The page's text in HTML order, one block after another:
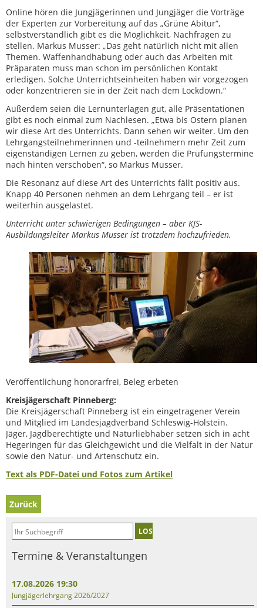
Online hören die Jungjägerinnen und Jungjäger die Vorträge
der Experten zur Vorbereitung auf das „Grüne Abitur“,
selbstverständlich gibt es die Möglichkeit, Nachfragen zu
stellen. Markus Musser: „Das geht natürlich nicht mit allen
Themen. Waffenhandhabung oder auch das Arbeiten mit
Präparaten muss man schon im persönlichen Kontakt
erledigen. Solche Unterrichtseinheiten haben wir vorgezogen
oder konzentrieren sie in der Zeit nach dem Lockdown.“
Außerdem seien die Lernunterlagen gut, alle Präsentationen
gibt es noch einmal zum Nachlesen. „Etwa bis Ostern planen
wir diese Art des Unterrichts. Dann sehen wir weiter. Um den
Lehrgangsteilnehmerinnen und -teilnehmern mehr Zeit zum
eigenständigen Lernen zu geben, werden die Prüfungstermine
nach hinten verschoben“, so Markus Musser.
Die Resonanz auf diese Art des Unterrichts fällt positiv aus.
Knapp 40 Personen nehmen an dem Lehrgang teil – er ist
weiterhin ausgelastet.
Unterricht unter schwierigen Bedingungen – aber KJS-
Ausbildungsleiter Markus Musser ist trotzdem hochzufrieden.
Veröffentlichung honorarfrei, Beleg erbeten
Kreisjägerschaft Pinneberg:
Die Kreisjägerschaft Pinneberg ist ein eingetragener Verein
und Mitglied im Landesjagdverband Schleswig-Holstein.
Jäger, Jagdberechtigte und Naturliebhaber setzen sich in acht
Hegeringen für das Gleichgewicht und die Vielfalt in der Natur
sowie den Natur- und Artenschutz ein.
Text als PDF-Datei und Fotos zum Artikel
Zurück
LOS
Termine & Veranstaltungen
17.08.2026 19:30
Jungjägerlehrgang 2026/2027